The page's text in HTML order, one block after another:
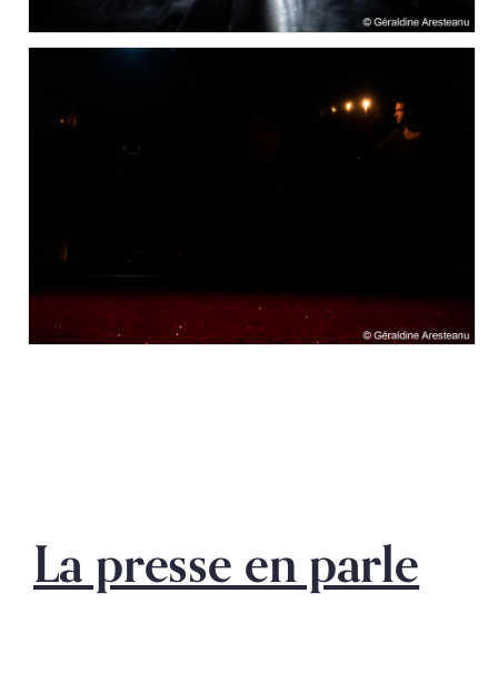
La presse en parle